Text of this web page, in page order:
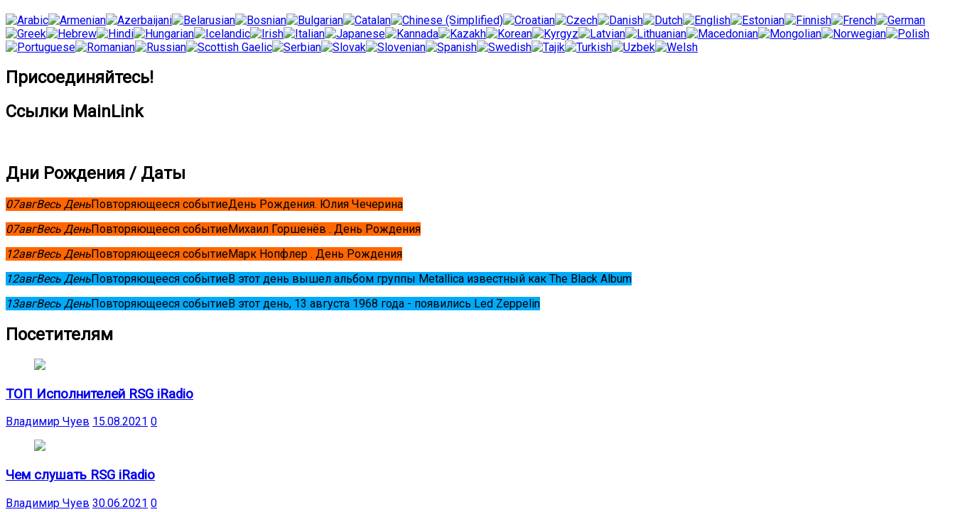
Присоединяйтесь!
Ссылки MainLink
Дни Рождения / Даты
07авгВесь ДеньПовторяющееся событиеДень Рождения. Юлия Чечерина
07авгВесь ДеньПовторяющееся событиеМихаил Горшенёв . День Рождения
12авгВесь ДеньПовторяющееся событиеМарк Нопфлер . День Рождения
12авгВесь ДеньПовторяющееся событиеВ этот день вышел альбом группы Metallica известный как The Black Album
13авгВесь ДеньПовторяющееся событиеВ этот день, 13 августа 1968 года - появились Led Zeppelin
Посетителям
ТОП Исполнителей RSG iRadio
Владимир Чуев 15.08.2021 0
Чем слушать RSG iRadio
Владимир Чуев 30.06.2021 0